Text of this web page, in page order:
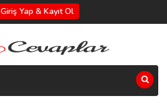
Giriş Yap & Kayıt Ol